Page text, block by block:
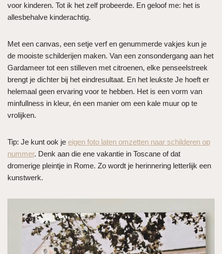
voor kinderen. Tot ik het zelf probeerde. En geloof me: het is
allesbehalve kinderachtig.
Met een canvas, een setje verf en genummerde vakjes kun je
de mooiste schilderijen maken. Van een zonsondergang aan het
Gardameer tot een stilleven met citroenen, elke penseelstreek
brengt je dichter bij het eindresultaat. En het leukste Je hoeft er
helemaal geen ervaring voor te hebben. Het is een vorm van
minfullness in kleur, én een manier om een kale muur op te
vrolijken.
Tip: Je kunt ook je eigen foto laten omzetten naar schilderen op
nummer. Denk aan die ene vakantie in Toscane of dat
dromerige pleintje in Rome. Zo wordt je herinnering letterlijk een
kunstwerk.